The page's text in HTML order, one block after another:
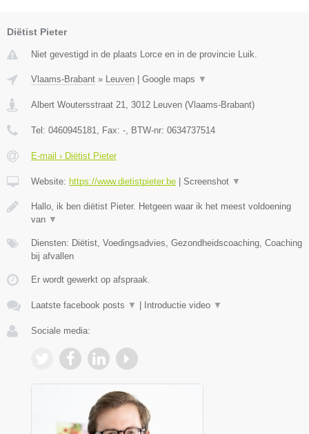
Diëtist Pieter
Niet gevestigd in de plaats Lorce en in de provincie Luik.
Vlaams-Brabant » Leuven | Google maps ▼
Albert Woutersstraat 21 3012 Leuven (Vlaams-Brabant)
Tel: 0460945181 , Fax: - , BTW-nr: 0634737514
E-mail › Diëtist Pieter
Website: https://www.dietistpieter.be | Screenshot ▼
Hallo, ik ben diëtist Pieter. Hetgeen waar ik het meest voldoening
van ▼
Diensten: Diëtist, Voedingsadvies, Gezondheidscoaching, Coaching
bij afvallen
Er wordt gewerkt op afspraak.
Laatste facebook posts ▼ | Introductie video ▼
Sociale media: